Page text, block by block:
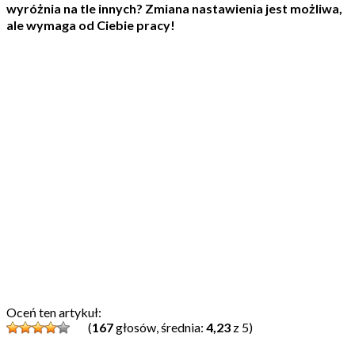
wyróżnia na tle innych? Zmiana nastawienia jest możliwa,
ale wymaga od Ciebie pracy!
Oceń ten artykuł:
(167głosów, średnia: 4,23 z 5)